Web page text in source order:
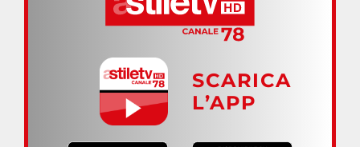
SCARICA
L’APP